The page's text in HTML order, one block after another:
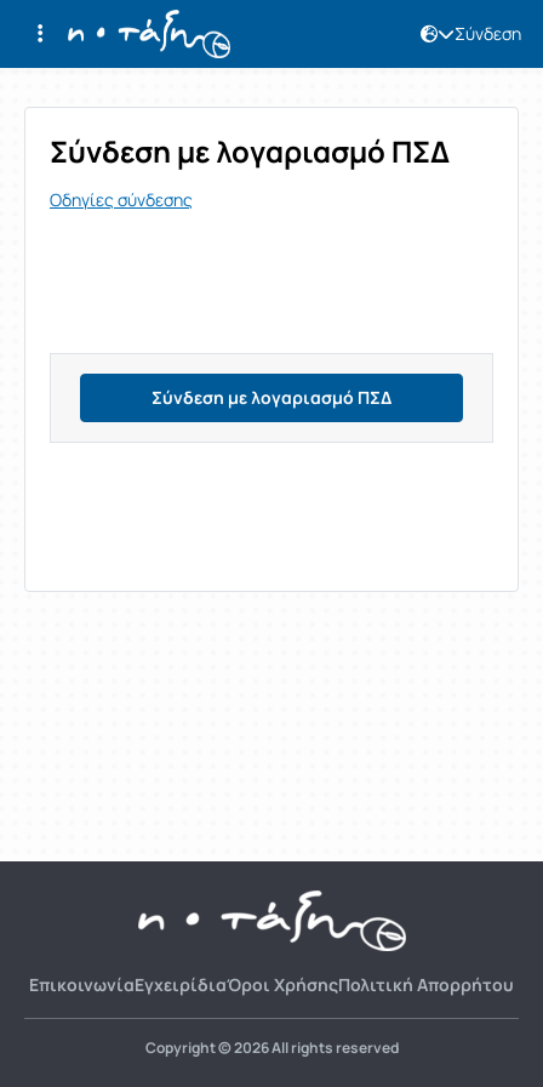
Σύνδεση
Σύνδεση
Σύνδεση με λογαριασμό ΠΣΔ
Οδηγίες σύνδεσης
Σύνδεση με λογαριασμό ΠΣΔ
ΕπικοινωνίαΕγχειρίδιαΌροι ΧρήσηςΠολιτική Απορρήτου
Copyright © 2026 All rights reserved